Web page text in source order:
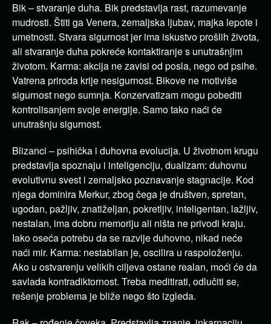
Bik – stvaranje duha. Bik predstavlja rast, razumevanje
mudrosti. Štiti ga Venera, zemaljska ljubav, majka lepote i
umetnosti. Stvara sigurnost jer ima iskustvo prošlih života,
ali stvaranje duha pokreće kontaktiranje s unutrašnjim
životom. Karma: akcija ne zavisi od posla, nego od psihe.
Vatrena priroda krije nesigurnost. Bikove ne motiviše
sigurnost nego sumnja. Konzervatizam mogu pobediti
kontrolisanjem svoje energije. Samo tako naći će
unutrašnju sigurnost.
Blizanci – psihička i duhovna evolucija. U životnom krugu
predstavlja spoznaju i inteligenciju, dualizam: duhovnu
evolutivnu svest i zemaljsko poznavanje stagnacije. Kod
njega dominira Merkur, zbog čega je društven, spretan,
ugodan, pažljiv, znatiželjan, pokretljiv, inteligentan, lažljiv,
nestalan, ima dobru memoriju ali ništa ne privodi kraju.
Iako oseća potrebu da se razvije duhovno, nikad neće
naći mir. Karma: nestabilan je, oscilira u raspoloženju.
Ako u ostvarenju velikih ciljeva ostane realan, moći će da
savlada kontradiktornost. Treba meditirati, odlučiti se,
rešenje problema je bliže nego što izgleda.